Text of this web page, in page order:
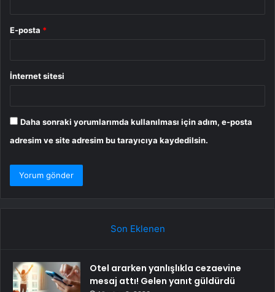
E-posta *
İnternet sitesi
Daha sonraki yorumlarımda kullanılması için adım, e-posta
adresim ve site adresim bu tarayıcıya kaydedilsin.
Son Eklenen
Otel ararken yanlışlıkla cezaevine
mesaj attı! Gelen yanıt güldürdü